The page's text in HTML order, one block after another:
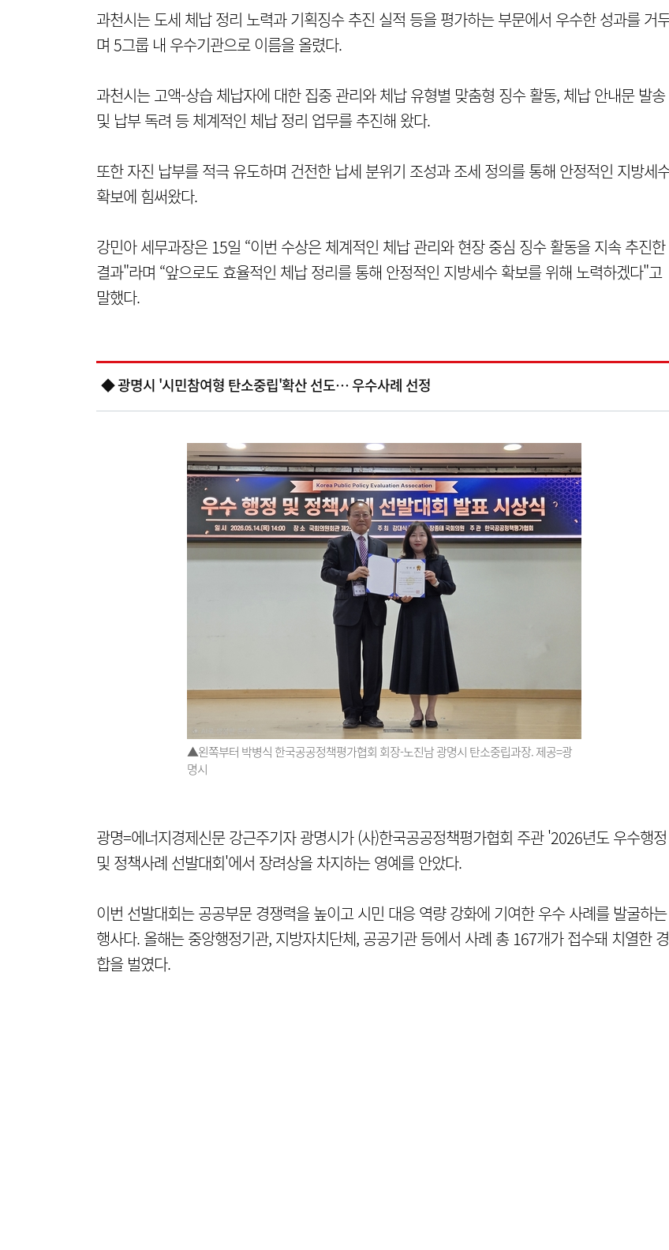
과천시는 도세 체납 정리 노력과 기획징수 추진 실적 등을 평가하는 부문에서 우수한 성과를 거
며 5그룹 내 우수기관으로 이름을 올렸다.
과천시는 고액-상습 체납자에 대한 집중 관리와 체납 유형별 맞춤형 징수 활동, 체납 안내문 발송
및 납부 독려 등 체계적인 체납 정리 업무를 추진해 왔다.
또한 자진 납부를 적극 유도하며 건전한 납세 분위기 조성과 조세 정의를 통해 안정적인 지방세
확보에 힘써왔다.
강민아 세무과장은 15일 “이번 수상은 체계적인 체납 관리와 현장 중심 징수 활동을 지속 추진한
결과"라며 “앞으로도 효율적인 체납 정리를 통해 안정적인 지방세수 확보를 위해 노력하겠다"고
말했다.
◆ 광명시 '시민참여형 탄소중립'확산 선도… 우수사례 선정
▲왼쪽부터 박병식 한국공공정책평가협회 회장-노진남 광명시 탄소중립과장. 제공=광
명시
광명=에너지경제신문 강근주기자 광명시가 (사)한국공공정책평가협회 주관 '2026년도 우수행정
및 정책사례 선발대회'에서 장려상을 차지하는 영예를 안았다.
이번 선발대회는 공공부문 경쟁력을 높이고 시민 대응 역량 강화에 기여한 우수 사례를 발굴하는
행사다. 올해는 중앙행정기관, 지방자치단체, 공공기관 등에서 사례 총 167개가 접수돼 치열한 경
합을 벌였다.